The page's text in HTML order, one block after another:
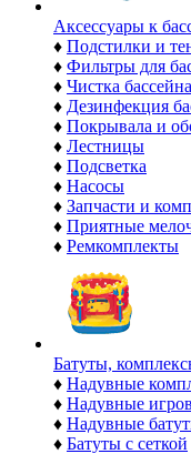
Аксессуары к
♦ Подстилки и
♦ Фильтры для
♦ Чистка бассейна
♦ Дезинфекция
♦ Покрывала и
♦ Лестницы
♦ Подсветка
♦ Насосы
♦ Запчасти и
♦ Приятные
♦ Ремкомплекты
Батуты,
♦ Надувные
♦ Надувные
♦ Надувные
♦ Батуты с сеткой